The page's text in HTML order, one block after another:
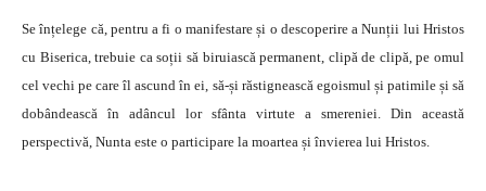
Se înțelege că, pentru a fi o manifestare și o descoperire a Nunții lui Hristos
cu Biserica, trebuie ca soții să biruiască permanent, clipă de clipă, pe omul
cel vechi pe care îl ascund în ei, să-și răstignească egoismul și patimile și să
dobândească în adâncul lor sfânta virtute a smereniei. Din această
perspectivă, Nunta este o participare la moartea și învierea lui Hristos.